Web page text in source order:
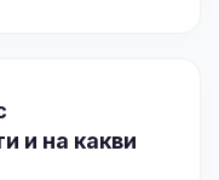
и на какви